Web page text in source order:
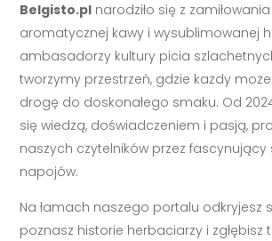
Belgisto.pl narodziło się z
aromatycznej kawy i wysublimowanej
ambasadorzy kultury picia
tworzymy przestrzeń, gdzie każdy
drogę do doskonałego smaku. Od
się wiedzą, doświadczeniem i pasją,
naszych czytelników przez
napojów.
Na łamach naszego portalu odkryjesz
poznasz historie herbaciarzy i zgłębisz